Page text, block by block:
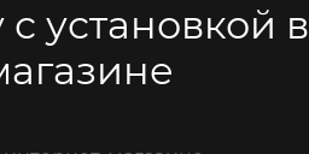
установкой в